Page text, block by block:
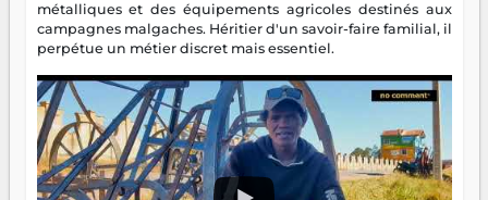
métalliques et des équipements agricoles destinés aux
campagnes malgaches. Héritier d'un savoir-faire familial, il
perpétue un métier discret mais essentiel.